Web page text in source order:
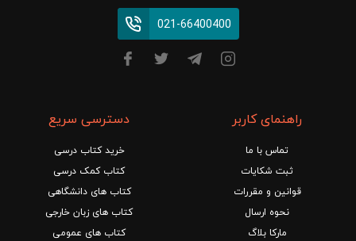
021-66400400
راهنمای کاربر
تماس با ما
ثبت شکایات
قوانین و مقررات
نحوه ارسال
مارکا بلاگ
دسترسی سریع
خرید کتاب درسی
کتاب کمک درسی
کتاب های دانشگاهی
کتاب های زبان خارجی
کتاب های عمومی